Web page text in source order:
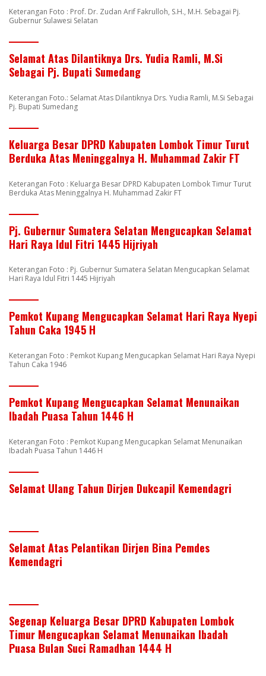
Keterangan Foto : Prof. Dr. Zudan Arif Fakrulloh, S.H., M.H. Sebagai Pj.
Gubernur Sulawesi Selatan
Selamat Atas Dilantiknya Drs. Yudia Ramli, M.Si
Sebagai Pj. Bupati Sumedang
Keterangan Foto.: Selamat Atas Dilantiknya Drs. Yudia Ramli, M.Si Sebagai
Pj. Bupati Sumedang
Keluarga Besar DPRD Kabupaten Lombok Timur Turut
Berduka Atas Meninggalnya H. Muhammad Zakir FT
Keterangan Foto : Keluarga Besar DPRD Kabupaten Lombok Timur Turut
Berduka Atas Meninggalnya H. Muhammad Zakir FT
Pj. Gubernur Sumatera Selatan Mengucapkan Selamat
Hari Raya Idul Fitri 1445 Hijriyah
Keterangan Foto : Pj. Gubernur Sumatera Selatan Mengucapkan Selamat
Hari Raya Idul Fitri 1445 Hijriyah
Pemkot Kupang Mengucapkan Selamat Hari Raya Nyepi
Tahun Caka 1945 H
Keterangan Foto : Pemkot Kupang Mengucapkan Selamat Hari Raya Nyepi
Tahun Caka 1946
Pemkot Kupang Mengucapkan Selamat Menunaikan
Ibadah Puasa Tahun 1446 H
Keterangan Foto : Pemkot Kupang Mengucapkan Selamat Menunaikan
Ibadah Puasa Tahun 1446 H
Selamat Ulang Tahun Dirjen Dukcapil Kemendagri
Selamat Atas Pelantikan Dirjen Bina Pemdes
Kemendagri
Segenap Keluarga Besar DPRD Kabupaten Lombok
Timur Mengucapkan Selamat Menunaikan Ibadah
Puasa Bulan Suci Ramadhan 1444 H